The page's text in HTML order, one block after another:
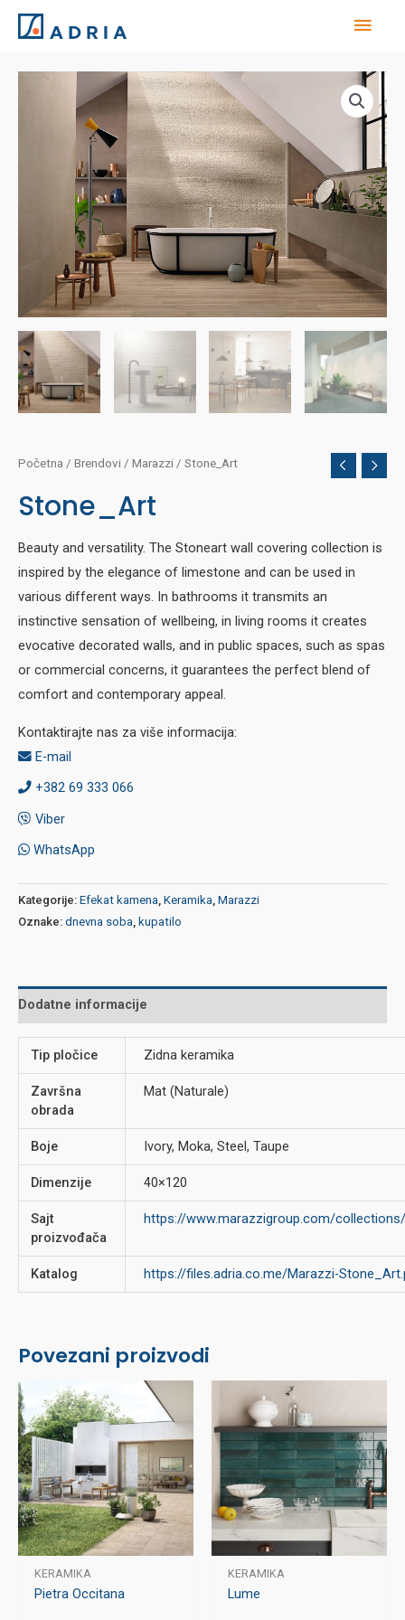
Početna / Brendovi / Marazzi / Stone_Art
Stone_Art
Beauty and versatility. The Stoneart wall covering collection is
inspired by the elegance of limestone and can be used in
various different ways. In bathrooms it transmits an
instinctive sensation of wellbeing, in living rooms it creates
evocative decorated walls, and in public spaces, such as spas
or commercial concerns, it guarantees the perfect blend of
comfort and contemporary appeal.
Kontaktirajte nas za više informacija:
E-mail
+382 69 333 066
Viber
WhatsApp
Kategorije: Efekat kamena, Keramika, Marazzi
Oznake: dnevna soba, kupatilo
Dodatne informacije
Tip pločice Zidna keramika
Završna
obrada
Mat (Naturale)
Boje Ivory, Moka, Steel, Taupe
Dimenzije 40×120
Sajt
proizvođača
https://www.marazzigroup.com/
Katalog https://files.adria.co.me/Marazzi-
Povezani proizvodi
KERAMIKA
Pietra Occitana
KERAMIKA
Lume